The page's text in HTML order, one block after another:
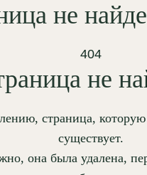
не
404
не
страница,
существует.
она была удалена,